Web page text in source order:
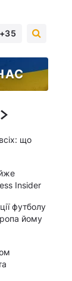
+35
що
Insider
футболу
йому